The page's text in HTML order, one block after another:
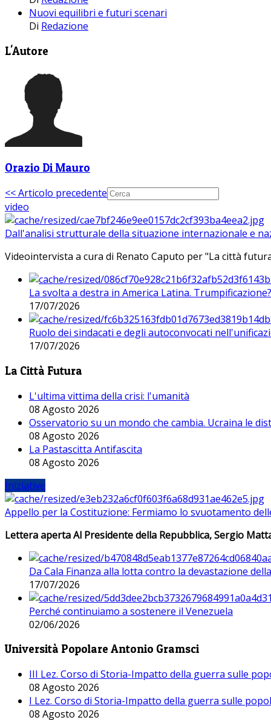
Nuovi equilibri e futuri scenari
Di Redazione
L'Autore
Orazio Di Mauro
<< Articolo precedente
video
Dall'analisi strutturale della situazione internazionale e
Videointervista a cura di Renato Caputo per "La città
La svolta a destra in America Latina. Trumpificazione?
17/07/2026
Ruolo dei sindacati e degli autoconvocati
17/07/2026
La Città Futura
L'ultima vittima della crisi: l'umanità
08 Agosto 2026
Osservatorio su un mondo che cambia. Ucraina le
08 Agosto 2026
La Pastascitta Antifascita
08 Agosto 2026
Iniziative
Appello per la Costituzione: Fermiamo lo svuotamento
Lettera aperta Al Presidente della Repubblica, Sergio
Da Cala Finanza alla lotta contro la devastazione
17/07/2026
Perché continuiamo a sostenere il Venezuela
02/06/2026
Università Popolare Antonio Gramsci
III Lez. Corso di Storia-Impatto della guerra sulle
08 Agosto 2026
I Lez. Corso di Storia-Impatto della guerra sulle
08 Agosto 2026